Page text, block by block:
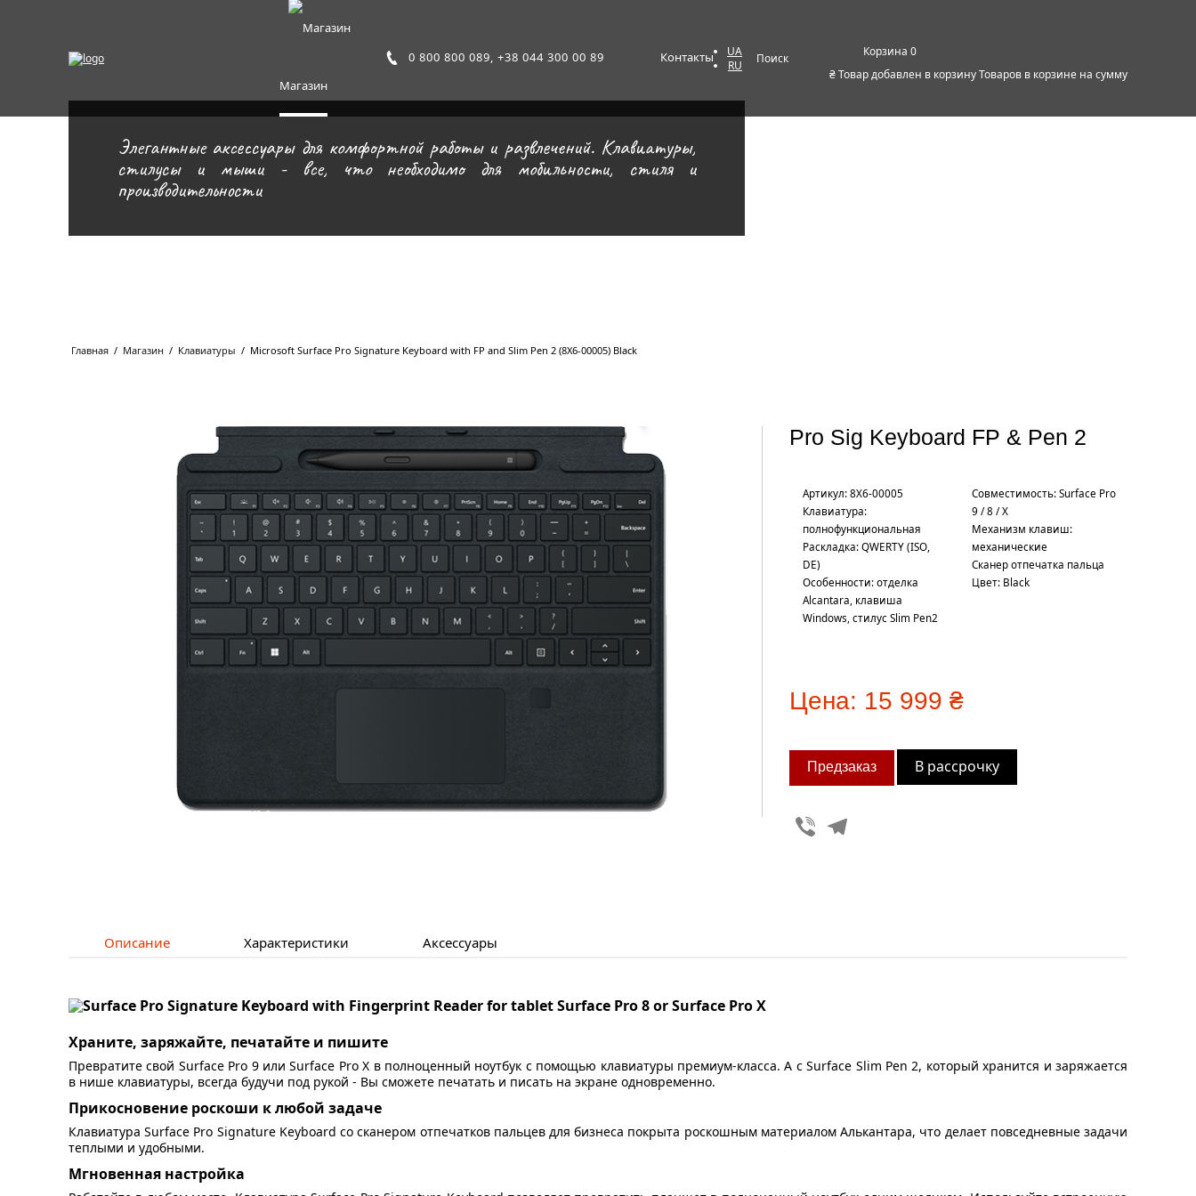
Магазин
0 800 800 089, +38 044 300 00 89 Контакты
UA
RU
Поиск
0
₴Товар добавлен в корзинуТоваров в корзине на сумму
Элегантные аксессуары для комфортной работы и развлечений. Клавиатуры,
стилусы и мыши - все, что необходимо для мобильности, стиля и
производительности
Главная / Магазин / Клавиатуры / Microsoft Surface Pro Signature Keyboard with FP and Slim Pen 2 (8X6-00005) Black
Pro Sig Keyboard FP & Pen 2
Артикул: 8X6-00005
Совместимость: Surface Pro
9 / 8 / X
Клавиатура:
полнофункциональная
Механизм клавиш:
механические
Раскладка: QWERTY (ISO,
DE)
Сканер отпечатка пальца
Особенности: отделка
Alcantara, клавиша
Windows, стилус Slim Pen2
Цвет: Black
Цена: 15 999 ₴
В рассрочку
Viber
Описание Характеристики Аксессуары
Храните, заряжайте, печатайте и пишите
Превратите свой Surface Pro 9 или Surface Pro X в полноценный ноутбук с помощью клавиатуры премиум-класса. А с Surface Slim Pen 2, который хранится и заряжается
в нише клавиатуры, всегда будучи под рукой - Вы сможете печатать и писать на экране одновременно.
Прикосновение роскоши к любой задаче
Клавиатура Surface Pro Signature Keyboard со сканером отпечатков пальцев для бизнеса покрыта роскошным материалом Алькантара, что делает повседневные задачи
теплыми и удобными.
Мгновенная настройка